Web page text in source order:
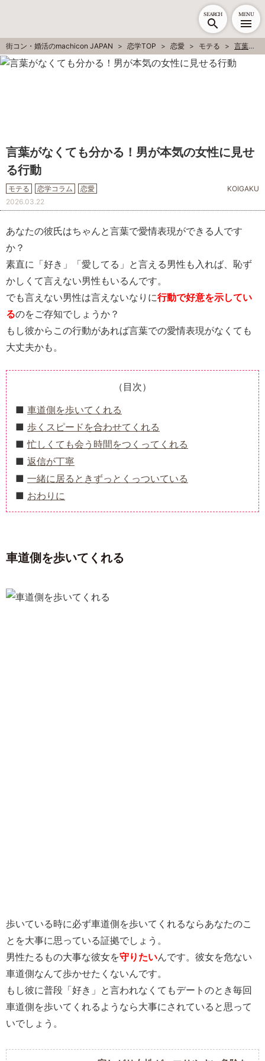
SEARCH MENU
街コン・婚活のmachicon JAPAN 恋学TOP 恋愛 モテる 言葉がなくても分かる！男が本気の女性に見せる行動
言葉がなくても分かる！男が本気の女性に見せ
る行動
モテる 恋学コラム 恋愛
KOIGAKU
2026.03.22
あなたの彼氏はちゃんと言葉で愛情表現ができる人です
か？
素直に「好き」「愛してる」と言える男性も入れば、恥ず
かしくて言えない男性もいるんです。
でも言えない男性は言えないなりに行動で好意を示してい
るのをご存知でしょうか？
もし彼からこの行動があれば言葉での愛情表現がなくても
大丈夫かも。
（目次）
車道側を歩いてくれる
歩くスピードを合わせてくれる
忙しくても会う時間をつくってくれる
返信が丁寧
一緒に居るときずっとくっついている
おわりに
車道側を歩いてくれる
歩いている時に必ず車道側を歩いてくれるならあなたのこ
とを大事に思っている証拠でしょう。
男性たるもの大事な彼女を守りたいんです。彼女を危ない
車道側なんて歩かせたくないんです。
もし彼に普段「好き」と言われなくてもデートのとき毎回
車道側を歩いてくれるようなら大事にされていると思って
いでしょう。